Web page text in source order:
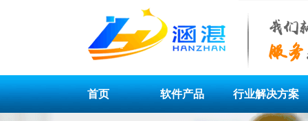
首页 软件产品 行业解决方案